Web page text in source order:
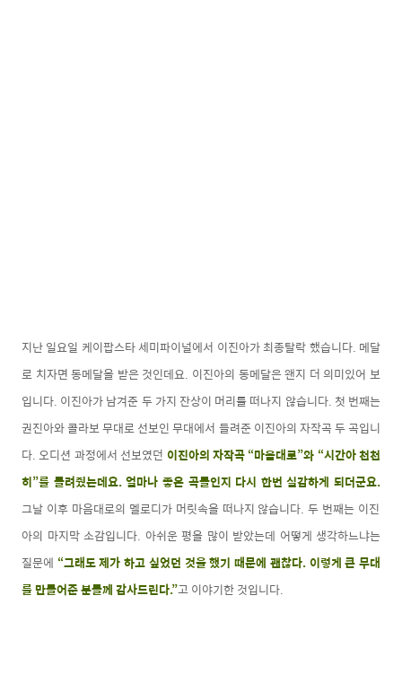
지난 일요일 케이팝스타 세미파이널에서 이진아가 최종탈락 했습니다. 메달
로 치자면 동메달을 받은 것인데요. 이진아의 동메달은 왠지 더 의미있어 보
입니다. 이진아가 남겨준 두 가지 잔상이 머리를 떠나지 않습니다. 첫 번째는
권진아와 콜라보 무대로 선보인 무대에서 들려준 이진아의 자작곡 두 곡입니
다. 오디션 과정에서 선보였던 이진아의 자작곡 “마음대로”와 “시간아 천천
히”를 들려줬는데요. 얼마나 좋은 곡들인지 다시 한번 실감하게 되더군요.
그날 이후 마음대로의 멜로디가 머릿속을 떠나지 않습니다. 두 번째는 이진
아의 마지막 소감입니다. 아쉬운 평을 많이 받았는데 어떻게 생각하느냐는
질문에 “그래도 제가 하고 싶었던 것을 했기 때문에 괜찮다. 이렇게 큰 무대
를 만들어준 분들께 감사드린다.”고 이야기한 것입니다.